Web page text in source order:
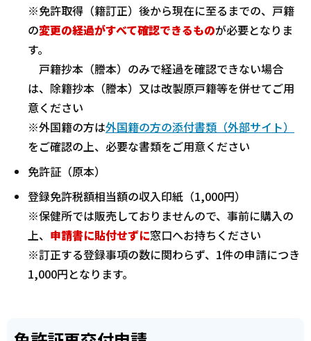
※免許取得（籍訂正）後から現在に至るまでの、戸籍
の変更の経過がすべて確認できるものが必要となりま
す。
戸籍抄本（謄本）のみで経過を確認できない場合
は、除籍抄本（謄本）又は改製原戸籍等を併せてご用
意ください
※外国籍の方は外国籍の方の添付書類（外部サイト）
をご確認の上、必要な書類をご用意ください
免許証（原本）
登録免許税額相当額の収入印紙（1,000円）
※保健所では販売しておりませんので、事前に購入の
上、 申請書に貼付せずに窓口へお持ちください
※訂正する登録事項の数に関わらず、1件の申請につき
1,000円となります。